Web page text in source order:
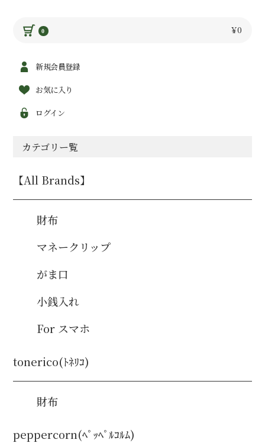
0 ￥0
新規会員登録
お気に入り
ログイン
カテゴリー覧
【All Brands】
財布
マネークリップ
がま口
小銭入れ
For スマホ
tonerico(ﾄﾈﾘｺ)
財布
peppercorn(ﾍﾟｯﾍﾟﾙｺﾙﾑ)